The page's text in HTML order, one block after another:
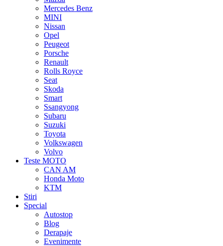
Mercedes Benz
MINI
Nissan
Opel
Peugeot
Porsche
Renault
Rolls Royce
Seat
Skoda
Smart
Ssangyong
Subaru
Suzuki
Toyota
Volkswagen
Volvo
Teste MOTO
CAN AM
Honda Moto
KTM
Stiri
Special
Autostop
Blog
Derapaje
Evenimente